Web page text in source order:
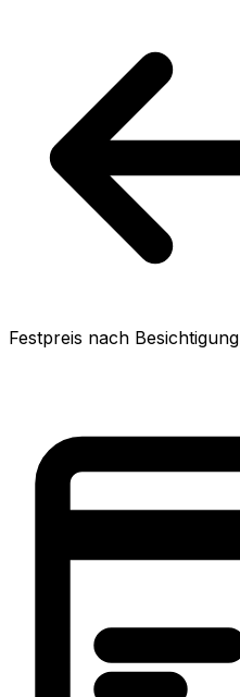
Festpreis nach Besichtigung